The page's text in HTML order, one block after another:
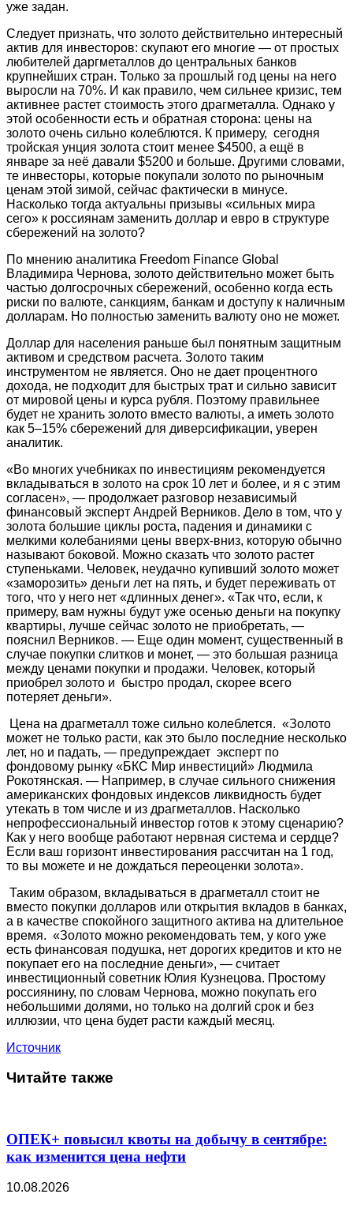
уже задан.
Следует признать, что золото действительно интересный
актив для инвесторов: скупают его многие — от простых
любителей даргметаллов до центральных банков
крупнейших стран. Только за прошлый год цены на него
выросли на 70%. И как правило, чем сильнее кризис, тем
активнее растет стоимость этого драгметалла. Однако у
этой особенности есть и обратная сторона: цены на
золото очень сильно колеблются. К примеру, сегодня
тройская унция золота стоит менее $4500, а ещё в
январе за неё давали $5200 и больше. Другими словами,
те инвесторы, которые покупали золото по рыночным
ценам этой зимой, сейчас фактически в минусе.
Насколько тогда актуальны призывы «сильных мира
сего» к россиянам заменить доллар и евро в структуре
сбережений на золото?
По мнению аналитика Freedom Finance Global
Владимира Чернова, золото действительно может быть
частью долгосрочных сбережений, особенно когда есть
риски по валюте, санкциям, банкам и доступу к наличным
долларам. Но полностью заменить валюту оно не может.
Доллар для населения раньше был понятным защитным
активом и средством расчета. Золото таким
инструментом не является. Оно не дает процентного
дохода, не подходит для быстрых трат и сильно зависит
от мировой цены и курса рубля. Поэтому правильнее
будет не хранить золото вместо валюты, а иметь золото
как 5–15% сбережений для диверсификации, уверен
аналитик.
«Во многих учебниках по инвестициям рекомендуется
вкладываться в золото на срок 10 лет и более, и я с этим
согласен», — продолжает разговор независимый
финансовый эксперт Андрей Верников. Дело в том, что у
золота большие циклы роста, падения и динамики с
мелкими колебаниями цены вверх-вниз, которую обычно
называют боковой. Можно сказать что золото растет
ступеньками. Человек, неудачно купивший золото может
«заморозить» деньги лет на пять, и будет переживать от
того, что у него нет «длинных денег». «Так что, если, к
примеру, вам нужны будут уже осенью деньги на покупку
квартиры, лучше сейчас золото не приобретать, —
пояснил Верников. — Еще один момент, существенный в
случае покупки слитков и монет, — это большая разница
между ценами покупки и продажи. Человек, который
приобрел золото и быстро продал, скорее всего
потеряет деньги».
Цена на драгметалл тоже сильно колеблется. «Золото
может не только расти, как это было последние несколько
лет, но и падать, — предупреждает эксперт по
фондовому рынку «БКС Мир инвестиций» Людмила
Рокотянская. — Например, в случае сильного снижения
американских фондовых индексов ликвидность будет
утекать в том числе и из драгметаллов. Насколько
непрофессиональный инвестор готов к этому сценарию?
Как у него вообще работают нервная система и сердце?
Если ваш горизонт инвестирования рассчитан на 1 год,
то вы можете и не дождаться переоценки золота».
Таким образом, вкладываться в драгметалл стоит не
вместо покупки долларов или открытия вкладов в банках,
а в качестве спокойного защитного актива на длительное
время. «Золото можно рекомендовать тем, у кого уже
есть финансовая подушка, нет дорогих кредитов и кто не
покупает его на последние деньги», — считает
инвестиционный советник Юлия Кузнецова. Простому
россиянину, по словам Чернова, можно покупать его
небольшими долями, но только на долгий срок и без
иллюзии, что цена будет расти каждый месяц.
Источник
Читайте также
ОПЕК+ повысил квоты на добычу в сентябре:
как изменится цена нефти
10.08.2026